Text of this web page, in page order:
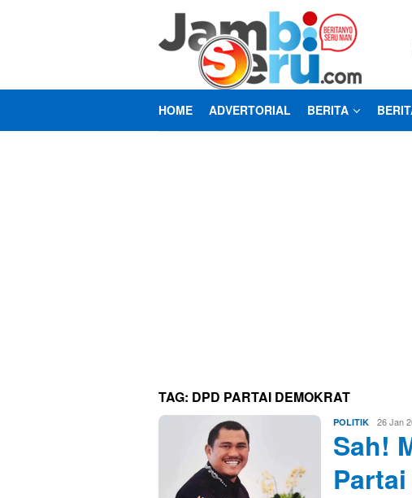
HOME ADVERTORIAL BERITA
TAG: DPD PARTAI DEMOKRAT
POLITIK Eri
Saputra
26 Jan
Sah!